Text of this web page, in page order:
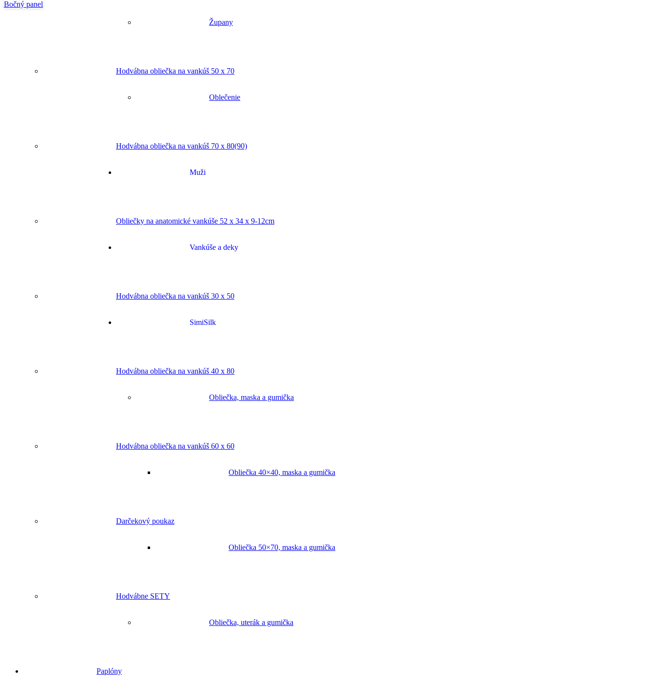
Župany
Oblečenie
Muži
Vankúše a deky
SimiSilk
Obliečka, maska a gumička
Obliečka 40×40, maska a gumička
Obliečka 50×70, maska a gumička
Obliečka, uterák a gumička
Hodvábna obliečka na vankúš 50 x 70
Hodvábna obliečka na vankúš 70 x 80(90)
Obliečky na anatomické vankúše 52 x 34 x 9-12cm
Hodvábna obliečka na vankúš 30 x 50
Hodvábna obliečka na vankúš 40 x 80
Hodvábna obliečka na vankúš 60 x 60
Darčekový poukaz
Hodvábne SETY
Paplóny
Bočný panel